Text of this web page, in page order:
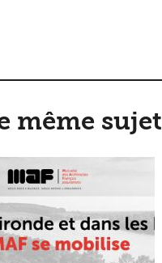
même sujet